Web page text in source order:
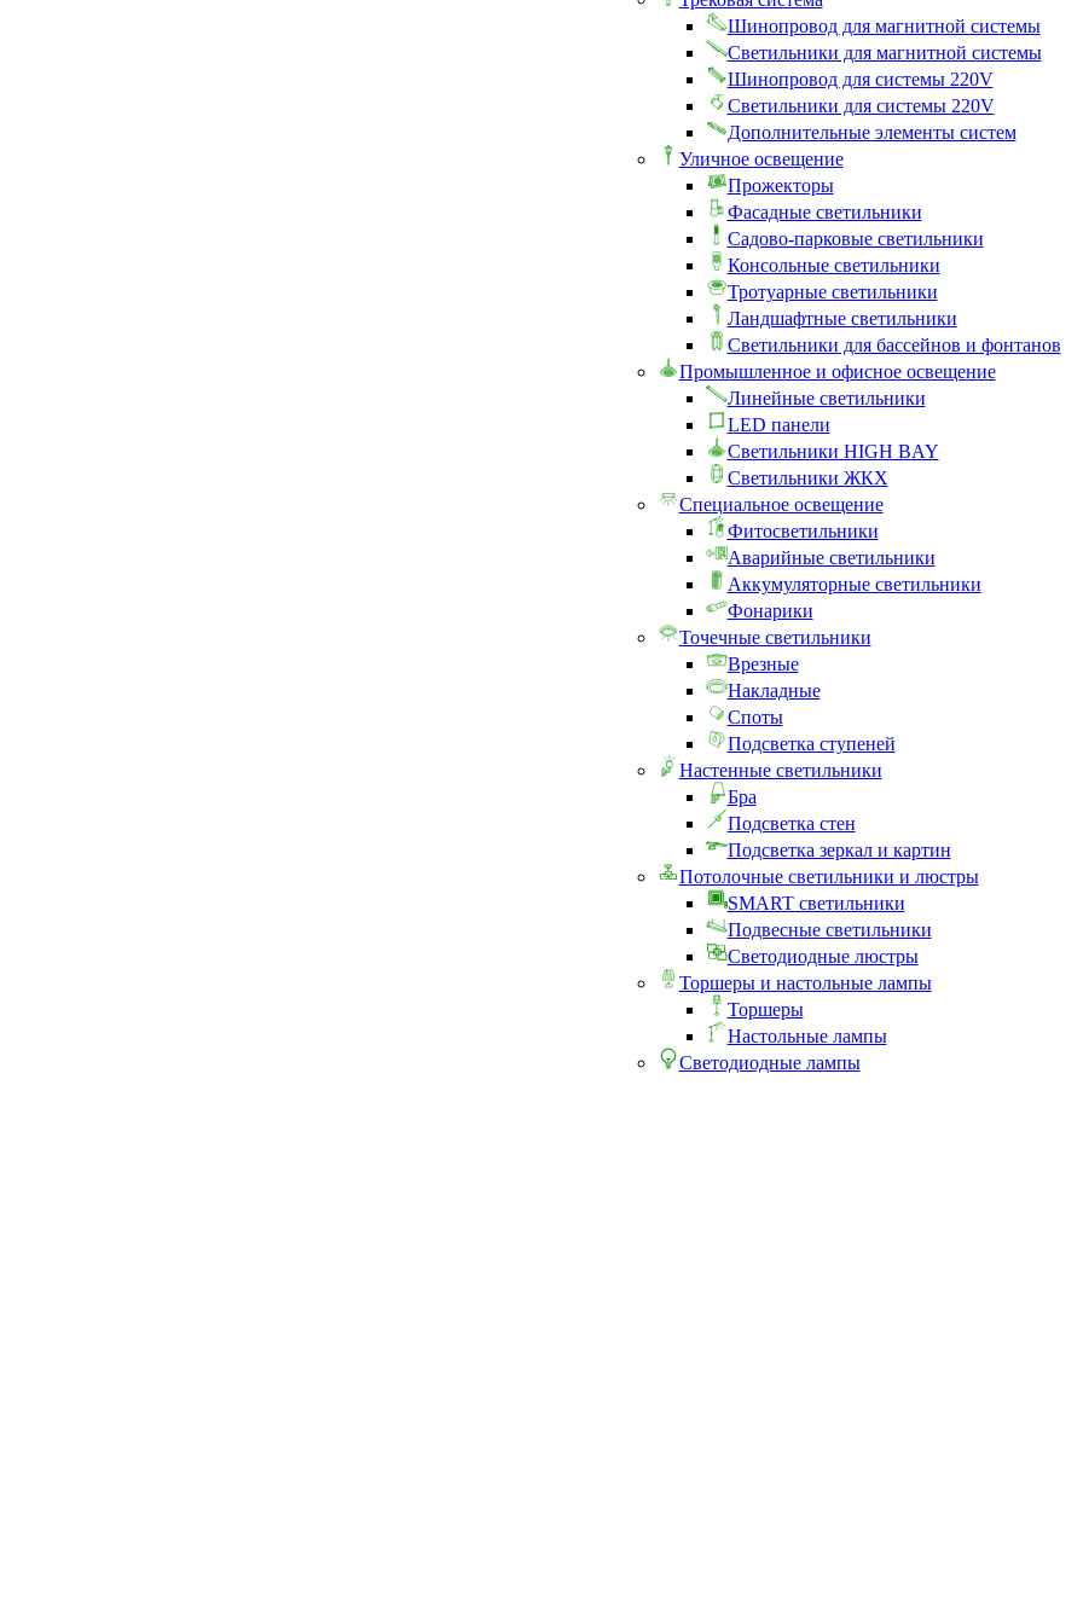
Шинопровод для магнитной системы
Светильники для магнитной системы
Шинопровод для системы 220V
Светильники для системы 220V
Дополнительные элементы систем
Уличное освещение
Прожекторы
Фасадные светильники
Садово-парковые светильники
Консольные светильники
Тротуарные светильники
Ландшафтные светильники
Светильники для бассейнов и фонтанов
Промышленное и офисное освещение
Линейные светильники
LED панели
Светильники HIGH BAY
Светильники ЖКХ
Специальное освещение
Фитосветильники
Аварийные светильники
Аккумуляторные светильники
Фонарики
Точечные светильники
Врезные
Накладные
Споты
Подсветка ступеней
Настенные светильники
Бра
Подсветка стен
Подсветка зеркал и картин
Потолочные светильники и люстры
SMART светильники
Подвесные светильники
Светодиодные люстры
Торшеры и настольные лампы
Торшеры
Настольные лампы
Светодиодные лампы